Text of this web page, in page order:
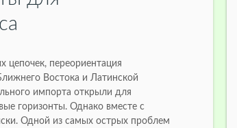
цепочек, переориентация
Востока и Латинской
импорта открыли для
горизонты. Однако вместе с
Одной из самых острых проблем